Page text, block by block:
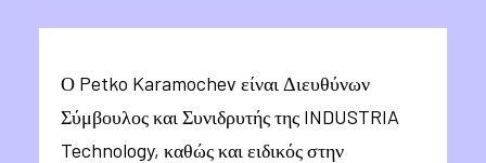
Ο Petko Karamochev είναι Διευθύνων
Σύμβουλος και Συνιδρυτής της INDUSTRIA
Technology, καθώς και ειδικός στην